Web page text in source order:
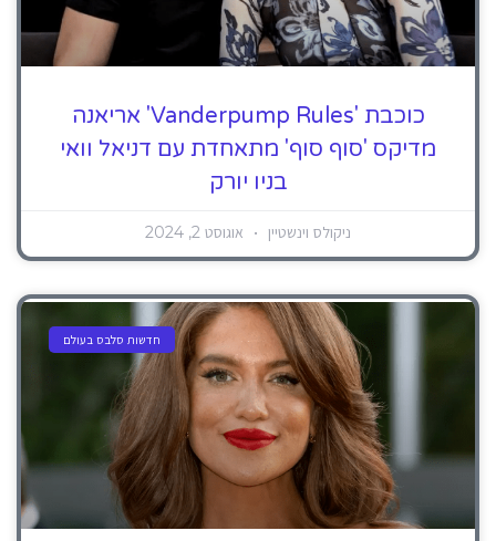
כוכבת 'Vanderpump Rules' אריאנה
מדיקס 'סוף סוף' מתאחדת עם דניאל וואי
בניו יורק
ניקולס וינשטיין אוגוסט 2, 2024
חדשות סלבס בעולם